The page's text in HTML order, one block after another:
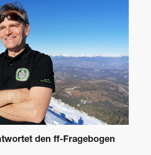
den ff-Fragebogen